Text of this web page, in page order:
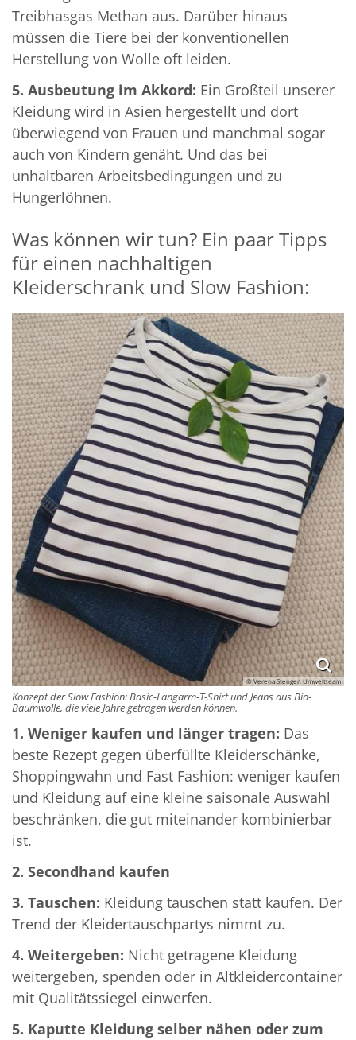
Treibhasgas Methan aus. Darüber hinaus
müssen die Tiere bei der konventionellen
Herstellung von Wolle oft leiden.
5. Ausbeutung im Akkord: Ein Großteil unserer
Kleidung wird in Asien hergestellt und dort
überwiegend von Frauen und manchmal sogar
auch von Kindern genäht. Und das bei
unhaltbaren Arbeitsbedingungen und zu
Hungerlöhnen.
Was können wir tun? Ein paar Tipps
für einen nachhaltigen
Kleiderschrank und Slow Fashion:
© Verena Stenger, Umweltteam
Konzept der Slow Fashion: Basic-Langarm-T-Shirt und Jeans aus Bio-
Baumwolle, die viele Jahre getragen werden können.
1. Weniger kaufen und länger tragen: Das
beste Rezept gegen überfüllte Kleiderschänke,
Shoppingwahn und Fast Fashion: weniger kaufen
und Kleidung auf eine kleine saisonale Auswahl
beschränken, die gut miteinander kombinierbar
ist.
2. Secondhand kaufen
3. Tauschen: Kleidung tauschen statt kaufen. Der
Trend der Kleidertauschpartys nimmt zu.
4. Weitergeben: Nicht getragene Kleidung
weitergeben, spenden oder in Altkleidercontainer
mit Qualitätssiegel einwerfen.
5. Kaputte Kleidung selber nähen oder zum